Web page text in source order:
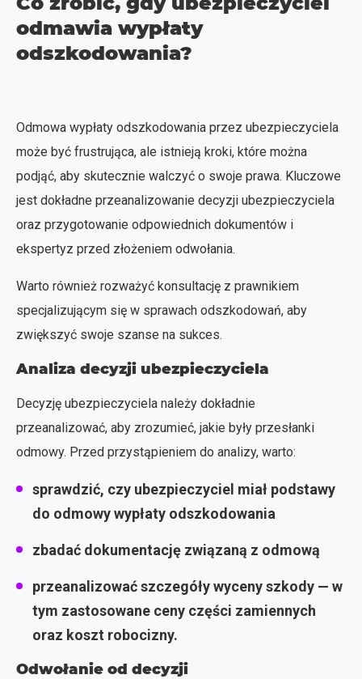
odmawia wypłaty
odszkodowania?
Odmowa wypłaty odszkodowania przez ubezpieczyciela
może być frustrująca, ale istnieją kroki, które można
podjąć, aby skutecznie walczyć o swoje prawa. Kluczowe
jest dokładne przeanalizowanie decyzji ubezpieczyciela
oraz przygotowanie odpowiednich dokumentów i
ekspertyz przed złożeniem odwołania.
Warto również rozważyć konsultację z prawnikiem
specjalizującym się w sprawach odszkodowań, aby
zwiększyć swoje szanse na sukces.
Analiza decyzji ubezpieczyciela
Decyzję ubezpieczyciela należy dokładnie
przeanalizować, aby zrozumieć, jakie były przesłanki
odmowy. Przed przystąpieniem do analizy, warto:
sprawdzić, czy ubezpieczyciel miał podstawy
do odmowy wypłaty odszkodowania
zbadać dokumentację związaną z odmową
przeanalizować szczegóły wyceny szkody — w
tym zastosowane ceny części zamiennych
oraz koszt robocizny.
Odwołanie od decyzji